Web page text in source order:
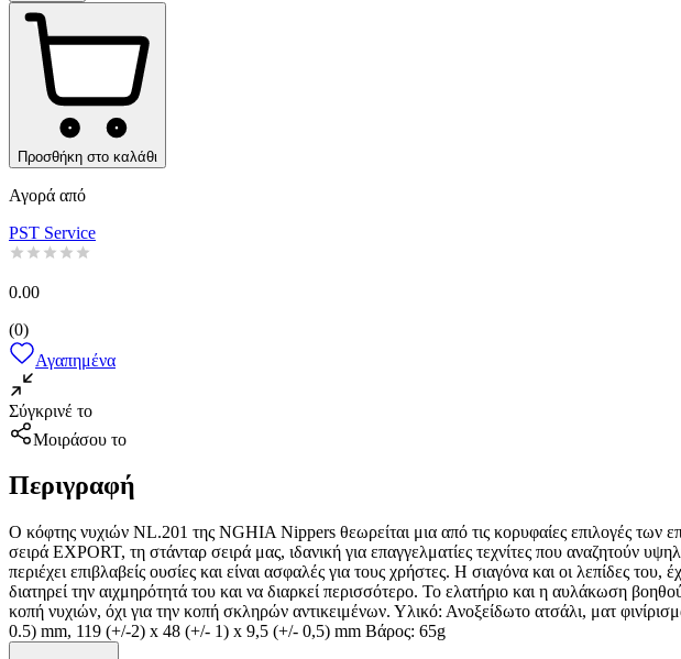
Προσθήκη στο καλάθι
Αγορά από
PST Service
0.00
(0)
Αγαπημένα
Σύγκρινέ το
Μοιράσου το
Περιγραφή
Ο κόφτης νυχιών NL.201 της NGHIA Nippers θεωρείται μια από τις κορυφαίες επιλογές των
σειρά EXPORT, τη στάνταρ σειρά μας, ιδανική για επαγγελματίες τεχνίτες που αναζητούν
περιέχει επιβλαβείς ουσίες και είναι ασφαλές για τους χρήστες. Η σιαγόνα και οι λεπίδες
διατηρεί την αιχμηρότητά του και να διαρκεί περισσότερο. Το ελατήριο και η αυλάκωση
κοπή νυχιών, όχι για την κοπή σκληρών αντικειμένων. Υλικό: Ανοξείδωτο ατσάλι, ματ
0.5) mm, 119 (+/-2) x 48 (+/- 1) x 9,5 (+/- 0,5) mm Βάρος: 65g